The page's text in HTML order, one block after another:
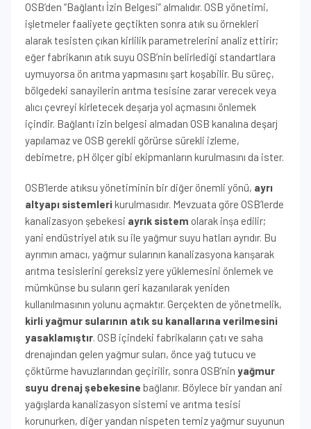
OSB’den “Bağlantı İzin Belgesi” almalıdır. OSB yönetimi,
işletmeler faaliyete geçtikten sonra atık su örnekleri
alarak tesisten çıkan kirlilik parametrelerini analiz ettirir;
eğer fabrikanın atık suyu OSB’nin belirlediği standartlara
uymuyorsa ön arıtma yapmasını şart koşabilir. Bu süreç,
bölgedeki sanayilerin arıtma tesisine zarar verecek veya
alıcı çevreyi kirletecek deşarja yol açmasını önlemek
içindir. Bağlantı izin belgesi almadan OSB kanalına deşarj
yapılamaz ve OSB gerekli görürse sürekli izleme,
debimetre, pH ölçer gibi ekipmanların kurulmasını da ister.
OSB’lerde atıksu yönetiminin bir diğer önemli yönü, ayrı
altyapı sistemleri kurulmasıdır. Mevzuata göre OSB’lerde
kanalizasyon şebekesi ayrık sistem olarak inşa edilir;
yani endüstriyel atık su ile yağmur suyu hatları ayrıdır. Bu
ayrımın amacı, yağmur sularının kanalizasyona karışarak
arıtma tesislerini gereksiz yere yüklemesini önlemek ve
mümkünse bu suların geri kazanılarak yeniden
kullanılmasının yolunu açmaktır. Gerçekten de yönetmelik,
kirli yağmur sularının atık su kanallarına verilmesini
yasaklamıştır. OSB içindeki fabrikaların çatı ve saha
drenajından gelen yağmur suları, önce yağ tutucu ve
çöktürme havuzlarından geçirilir, sonra OSB’nin yağmur
suyu drenaj şebekesine bağlanır. Böylece bir yandan ani
yağışlarda kanalizasyon sistemi ve arıtma tesisi
korunurken, diğer yandan nispeten temiz yağmur suyunun